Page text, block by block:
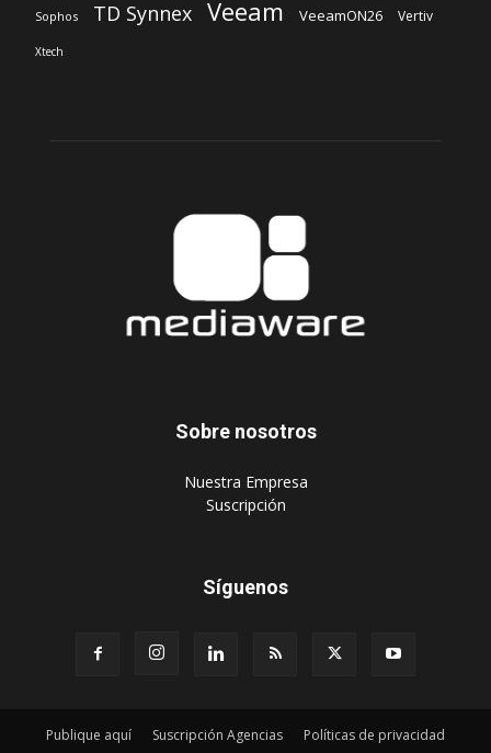
Sophos TD Synnex Veeam VeeamON26 Vertiv
Xtech
Sobre nosotros
‎Nuestra Empresa
‎Suscripción
Síguenos
Publique aquí Suscripción Agencias Políticas de privacidad